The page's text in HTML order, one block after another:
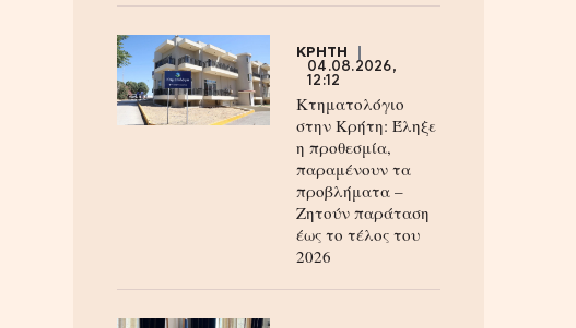
ΚΡΗΤΗ
04.08.2026,
12:12
Κτηματολόγιο
στην Κρήτη: Έληξε
η προθεσμία,
παραμένουν τα
προβλήματα –
Ζητούν παράταση
έως το τέλος του
2026